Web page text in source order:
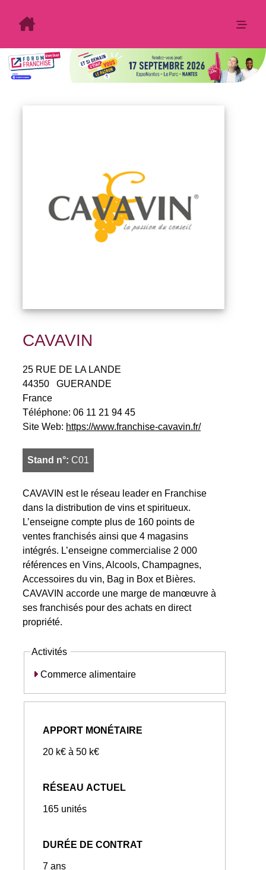
CAVAVIN
25 RUE DE LA LANDE
44350
GUERANDE
France
Téléphone: 06 11 21 94 45
Site Web: https://www.franchise-cavavin.fr/
Stand n°: C01
CAVAVIN est le réseau leader en Franchise
dans la distribution de vins et spiritueux.
L’enseigne compte plus de 160 points de
ventes franchisés ainsi que 4 magasins
intégrés. L’enseigne commercialise 2 000
références en Vins, Alcools, Champagnes,
Accessoires du vin, Bag in Box et Bières.
CAVAVIN accorde une marge de manœuvre à
ses franchisés pour des achats en direct
propriété.
Activités
Commerce alimentaire
APPORT MONÉTAIRE
20 k€ à 50 k€
RÉSEAU ACTUEL
165 unités
DURÉE DE CONTRAT
7 ans